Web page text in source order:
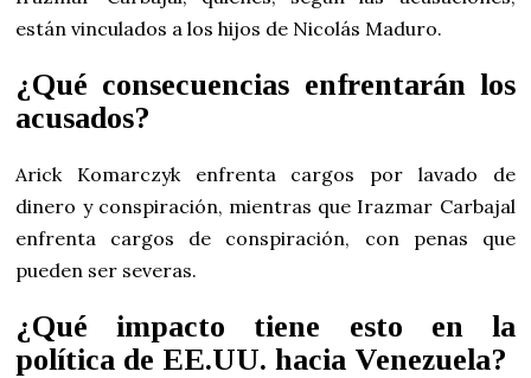
están vinculados a los hijos de Nicolás Maduro.
¿Qué consecuencias enfrentarán los
acusados?
Arick Komarczyk enfrenta cargos por lavado de
dinero y conspiración, mientras que Irazmar Carbajal
enfrenta cargos de conspiración, con penas que
pueden ser severas.
¿Qué impacto tiene esto en la
política de EE.UU. hacia Venezuela?